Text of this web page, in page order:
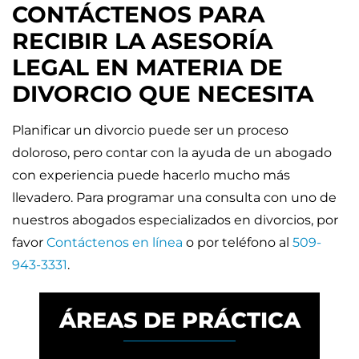
CONTÁCTENOS PARA
RECIBIR LA ASESORÍA
LEGAL EN MATERIA DE
DIVORCIO QUE NECESITA
Planificar un divorcio puede ser un proceso
doloroso, pero contar con la ayuda de un abogado
con experiencia puede hacerlo mucho más
llevadero. Para programar una consulta con uno de
nuestros abogados especializados en divorcios, por
favor Contáctenos en línea o por teléfono al 509-
943-3331.
ÁREAS DE PRÁCTICA